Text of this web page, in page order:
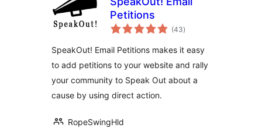
Petitions
(43مجموعی
درجہ
)
SpeakOut! Email Petitions makes it easy
to add petitions to your website and rally
your community to Speak Out about a
cause by using direct action.
RopeSwingHld